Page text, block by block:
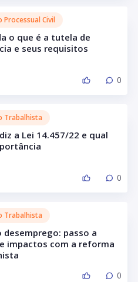
Processual Civil
o que é a tutela de
e seus requisitos
0
Trabalhista
a Lei 14.457/22 e qual
0
Trabalhista
desemprego: passo a
impactos com a reforma
0